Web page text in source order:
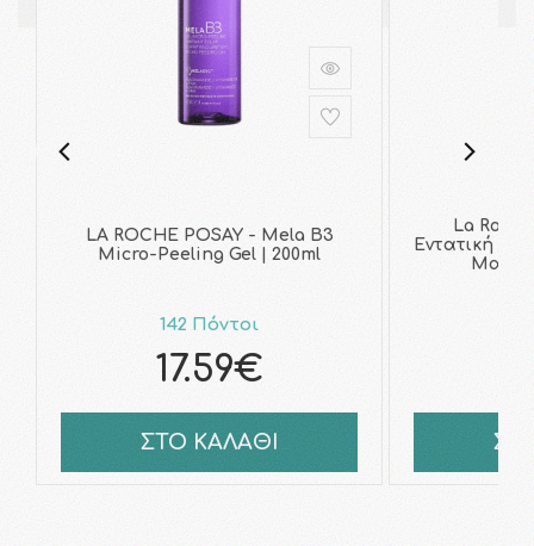
LA ROCHE POSAY - Mela B3
Micro-Peeling Gel | 200ml
142 Πόντοι
17.59€
ΣΤΟ ΚΑΛΑΘΙ
La
Εντατική